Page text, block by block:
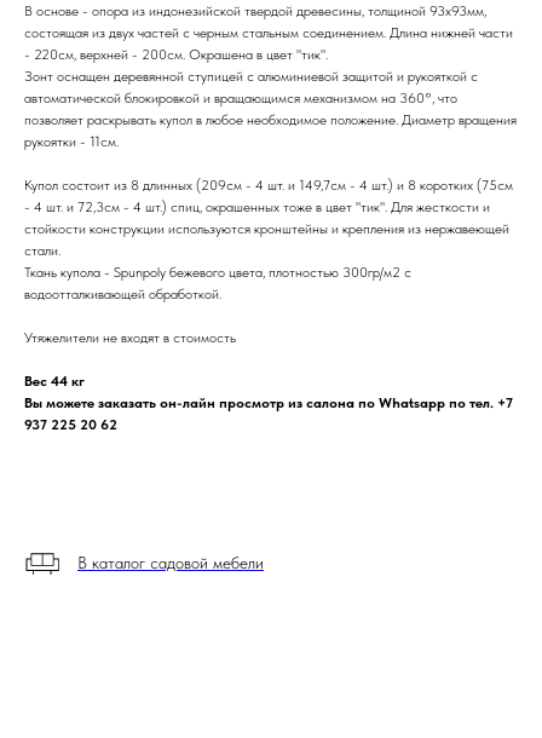
В основе - опора из индонезийской твердой древесины, толщиной 93х93мм,
состоящая из двух частей с черным стальным соединением. Длина нижней части
- 220см, верхней - 200см. Окрашена в цвет "тик".
Зонт оснащен деревянной ступицей с алюминиевой защитой и рукояткой с
автоматической блокировкой и вращающимся механизмом на 360°, что
позволяет раскрывать купол в любое необходимое положение. Диаметр вращения
рукоятки - 11см.
Купол состоит из 8 длинных (209см - 4 шт. и 149,7см - 4 шт.) и 8 коротких (75см
- 4 шт. и 72,3см - 4 шт.) спиц, окрашенных тоже в цвет "тик". Для жесткости и
стойкости конструкции используются кронштейны и крепления из нержавеющей
стали.
Ткань купола - Spunpoly бежевого цвета, плотностью 300гр/м2 с
водоотталкивающей обработкой.
Утяжелители не входят в стоимость
Вес 44 кг
Вы можете заказать он-лайн просмотр из салона по Whatsapp по тел. +7
937 225 20 62
В каталог садовой мебели